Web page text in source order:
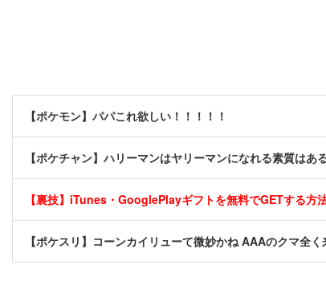
【ポケモン】パパこれ欲しい！！！！！
【ポケチャン】ハリーマンはヤリーマンになれる素質はあ
【裏技】iTunes・GooglePlayギフトを無料でGETする
【ポケスリ】コーンカイリューて微妙かね AAAのクマ全